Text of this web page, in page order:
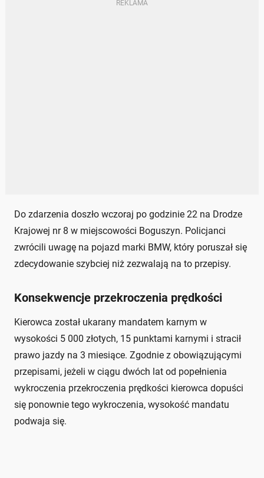
Do zdarzenia doszło wczoraj po godzinie 22 na Drodze
Krajowej nr 8 w miejscowości Boguszyn. Policjanci
zwrócili uwagę na pojazd marki BMW, który poruszał się
zdecydowanie szybciej niż zezwalają na to przepisy.
Konsekwencje przekroczenia prędkości
Kierowca został ukarany mandatem karnym w
wysokości 5 000 złotych, 15 punktami karnymi i stracił
prawo jazdy na 3 miesiące. Zgodnie z obowiązującymi
przepisami, jeżeli w ciągu dwóch lat od popełnienia
wykroczenia przekroczenia prędkości kierowca dopuści
się ponownie tego wykroczenia, wysokość mandatu
podwaja się.